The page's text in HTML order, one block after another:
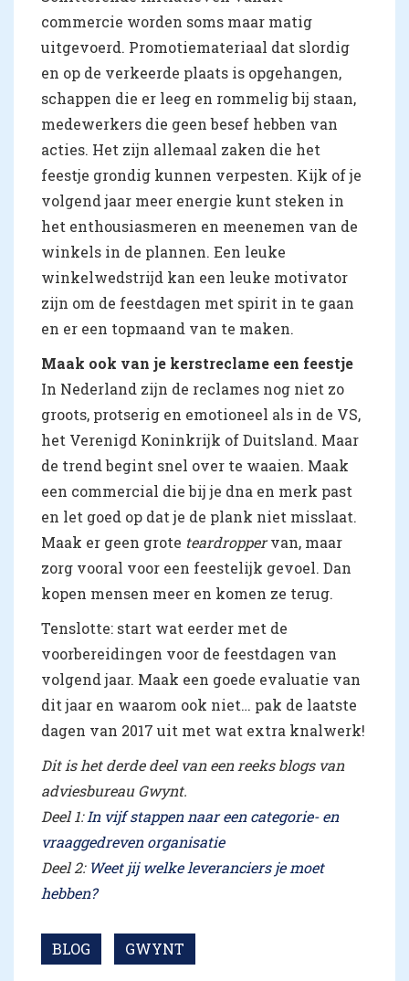
commercie worden soms maar matig
uitgevoerd. Promotiemateriaal dat slordig
en op de verkeerde plaats is opgehangen,
schappen die er leeg en rommelig bij staan,
medewerkers die geen besef hebben van
acties. Het zijn allemaal zaken die het
feestje grondig kunnen verpesten. Kijk of je
volgend jaar meer energie kunt steken in
het enthousiasmeren en meenemen van de
winkels in de plannen. Een leuke
winkelwedstrijd kan een leuke motivator
zijn om de feestdagen met spirit in te gaan
en er een topmaand van te maken.
Maak ook van je kerstreclame een feestje
In Nederland zijn de reclames nog niet zo
groots, protserig en emotioneel als in de VS,
het Verenigd Koninkrijk of Duitsland. Maar
de trend begint snel over te waaien. Maak
een commercial die bij je dna en merk past
en let goed op dat je de plank niet misslaat.
Maak er geen grote teardroppervan, maar
zorg vooral voor een feestelijk gevoel. Dan
kopen mensen meer en komen ze terug.
Tenslotte: start wat eerder met de
voorbereidingen voor de feestdagen van
volgend jaar. Maak een goede evaluatie van
dit jaar en waarom ook niet… pak de laatste
dagen van 2017 uit met wat extra knalwerk!
Dit is het derde deel van een reeks blogs van
adviesbureau Gwynt.
Deel 1:In vijf stappen naar een categorie- en
vraaggedreven organisatie
Deel 2: Weet jij welke leveranciers je moet
hebben?
BLOG GWYNT